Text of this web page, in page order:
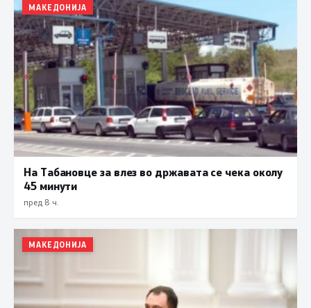
МАКЕДОНИЈА
На Табановце за влез во државата се чека околу
45 минути
пред 8 ч.
МАКЕДОНИЈА